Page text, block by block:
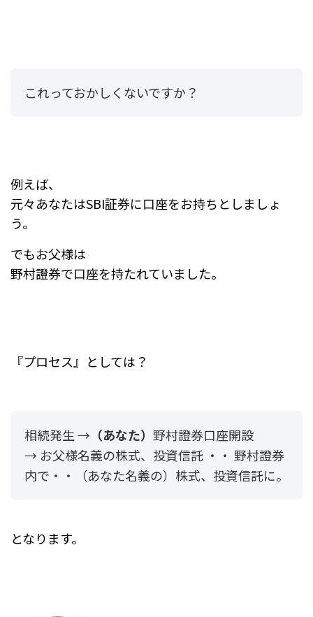
これっておかしくないですか？
例えば、
元々あなたはSBI証券に口座をお持ちとしましょ
う。
でもお父様は
野村證券で口座を持たれていました。
『プロセス』としては？
相続発生 → （あなた） 野村證券口座開設
→ お父様名義の株式、投資信託 ・・ 野村證券
内で・・（あなた名義の）株式、投資信託に。
となります。